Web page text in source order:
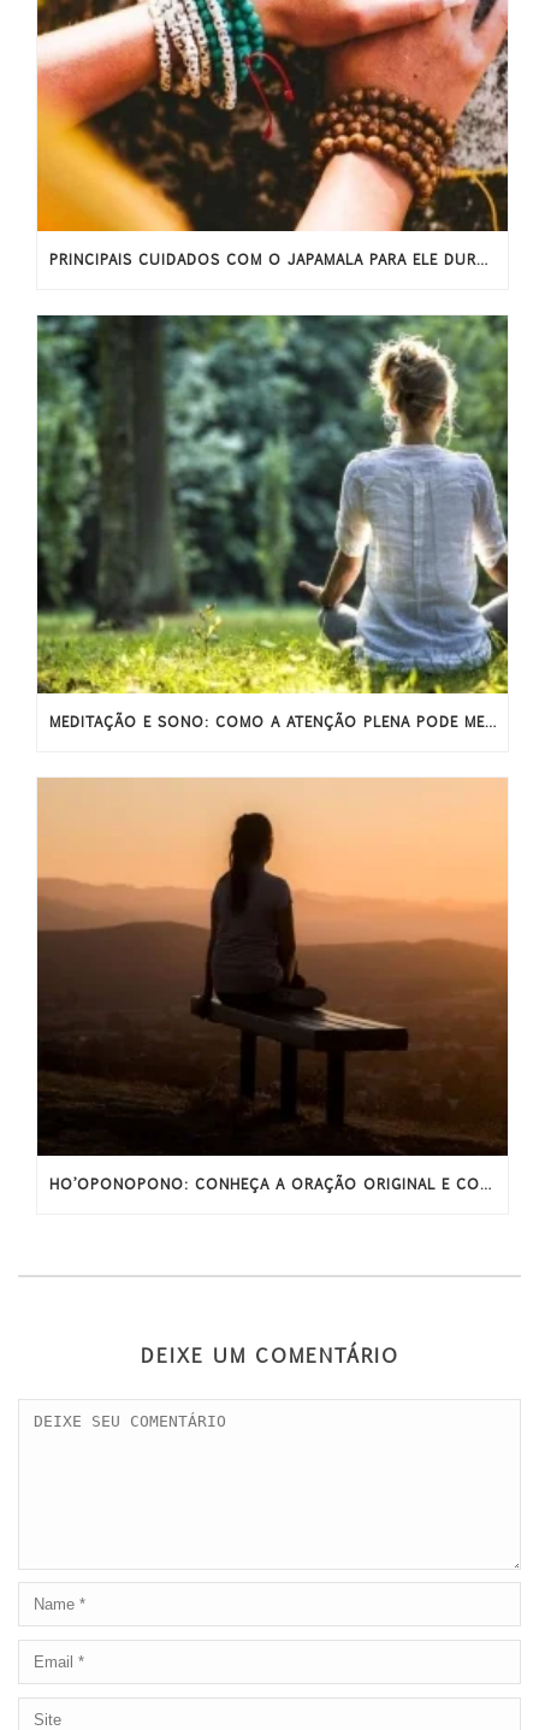
PRINCIPAIS CUIDADOS COM O JAPAMALA PARA ELE DURAR MAIS
MEDITAÇÃO E SONO: COMO A ATENÇÃO PLENA PODE MELHORAR O SONO
HO’OPONOPONO: CONHEÇA A ORAÇÃO ORIGINAL E COMPLETA
DEIXE UM COMENTÁRIO